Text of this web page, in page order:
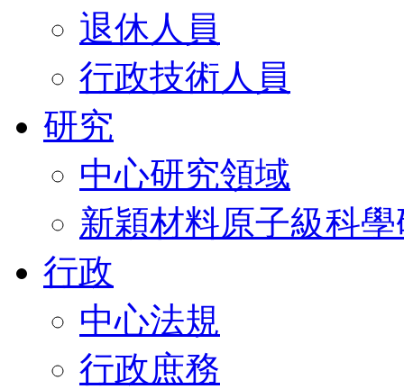
退休人員
行政技術人員
研究
中心研究領域
新穎材料原子級科
行政
中心法規
行政庶務